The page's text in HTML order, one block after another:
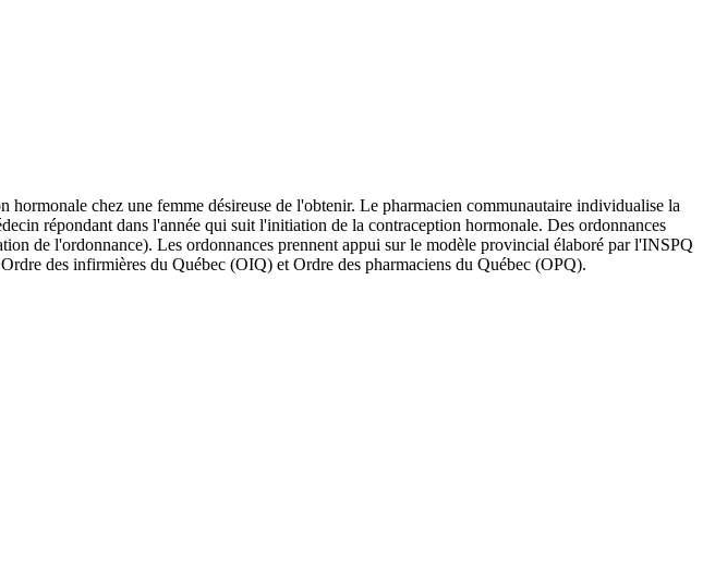
chez une femme désireuse de l'obtenir. Le pharmacien communautaire individualise la
répondant dans l'année qui suit l'initiation de la contraception hormonale. Des ordonnances
de l'ordonnance). Les ordonnances prennent appui sur le modèle provincial élaboré par l'INSPQ
des infirmières du Québec (OIQ) et Ordre des pharmaciens du Québec (OPQ).